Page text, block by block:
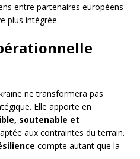
entre partenaires européens
plus intégrée.
ne transformera pas
Elle apporte en
soutenable et
aux contraintes du terrain.
compte autant que la